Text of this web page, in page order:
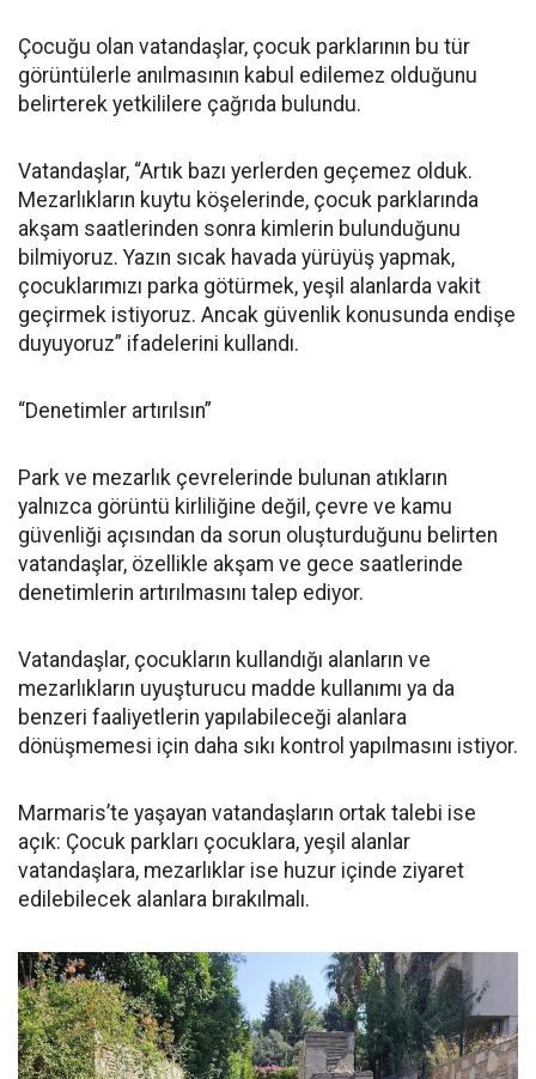
Çocuğu olan vatandaşlar, çocuk parklarının bu tür
görüntülerle anılmasının kabul edilemez olduğunu
belirterek yetkililere çağrıda bulundu.
Vatandaşlar, “Artık bazı yerlerden geçemez olduk.
Mezarlıkların kuytu köşelerinde, çocuk parklarında
akşam saatlerinden sonra kimlerin bulunduğunu
bilmiyoruz. Yazın sıcak havada yürüyüş yapmak,
çocuklarımızı parka götürmek, yeşil alanlarda vakit
geçirmek istiyoruz. Ancak güvenlik konusunda endişe
duyuyoruz” ifadelerini kullandı.
“Denetimler artırılsın”
Park ve mezarlık çevrelerinde bulunan atıkların
yalnızca görüntü kirliliğine değil, çevre ve kamu
güvenliği açısından da sorun oluşturduğunu belirten
vatandaşlar, özellikle akşam ve gece saatlerinde
denetimlerin artırılmasını talep ediyor.
Vatandaşlar, çocukların kullandığı alanların ve
mezarlıkların uyuşturucu madde kullanımı ya da
benzeri faaliyetlerin yapılabileceği alanlara
dönüşmemesi için daha sıkı kontrol yapılmasını istiyor.
Marmaris’te yaşayan vatandaşların ortak talebi ise
açık: Çocuk parkları çocuklara, yeşil alanlar
vatandaşlara, mezarlıklar ise huzur içinde ziyaret
edilebilecek alanlara bırakılmalı.